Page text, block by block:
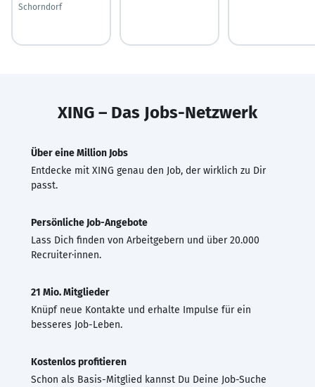
Schorndorf
XING – Das Jobs-Netzwerk
Über eine Million Jobs
Entdecke mit XING genau den Job, der wirklich zu Dir
passt.
Persönliche Job-Angebote
Lass Dich finden von Arbeitgebern und über 20.000
Recruiter·innen.
21 Mio. Mitglieder
Knüpf neue Kontakte und erhalte Impulse für ein
besseres Job-Leben.
Kostenlos profitieren
Schon als Basis-Mitglied kannst Du Deine Job-Suche